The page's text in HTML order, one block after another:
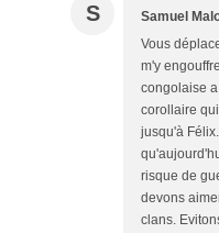
S Samuel
Vous
m'y
congolaise
corollaire
jusqu'à
risque de
devons
clans.